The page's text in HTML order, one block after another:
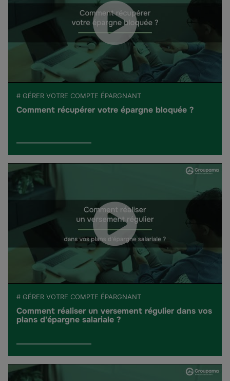
# GÉRER VOTRE COMPTE ÉPARGNANT
Comment récupérer votre épargne bloquée ?
# GÉRER VOTRE COMPTE ÉPARGNANT
Comment réaliser un versement régulier dans vos
plans d'épargne salariale ?